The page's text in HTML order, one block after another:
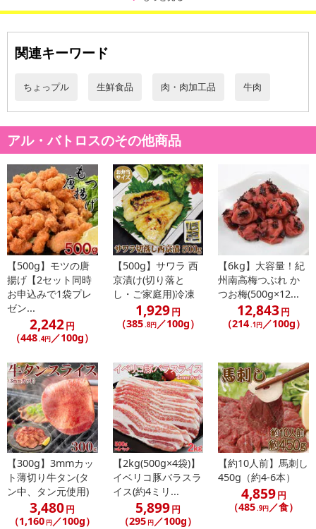
関連キーワード
ちょっプル 生鮮食品 肉・肉加工品 牛肉
アル・バトロスのその他商品
【500g】モツの唐
揚げ【2セット同時
お申込みで1袋プレ
ゼン...
2,242円
（448.4円 ／100g）
【500g】サワラ 西
京漬け(切り落と
し・ご家庭用)冷凍
1,929円
（385.8円／100g）
【6kg】大容量！紀
州南高梅つぶれ か
つお梅(500g×12...
12,843円
（214.1円／100g）
【300g】3mmカッ
ト薄切り牛タン(タ
ン中、タン元使用)
3,480円
（1,160 円／100g）
【2kg(500g×4袋)】
イベリコ豚バラスラ
イス(約4ミリ...
5,899円
（295 円／100g）
【約10人前】馬刺し
450g（約4-6本）
4,859円
（485.9円／食）